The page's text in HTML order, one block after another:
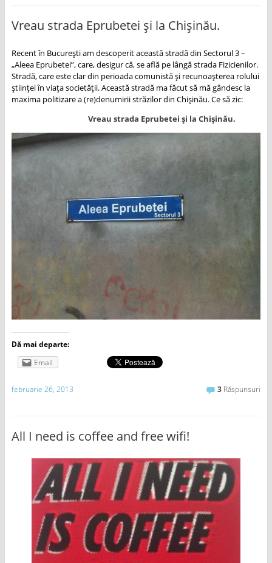
Vreau strada Eprubetei și la Chișinău.
Recent în București am descoperit această stradă din Sectorul 3 –
„Aleea Eprubetei”, care, desigur că, se află pe lângă strada Fizicienilor.
Stradă, care este clar din perioada comunistă și recunoașterea rolului
științei în viața societății. Această stradă ma făcut să mă gândesc la
maxima politizare a (re)denumirii străzilor din Chișinău. Ce să zic:
Vreau strada Eprubetei și la Chișinău.
Dă mai departe:
Email
februarie 26, 2013 3 Răspunsuri
All I need is coffee and free wifi!